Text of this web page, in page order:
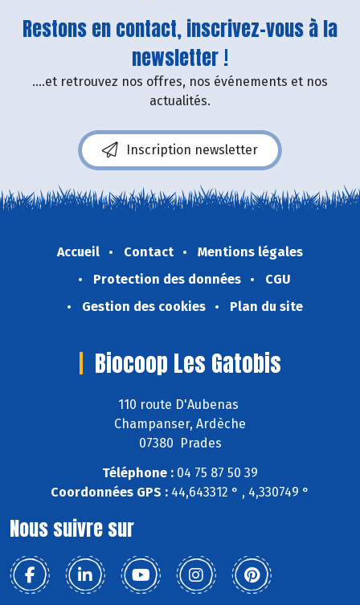
Restons en contact, inscrivez-vous à la
newsletter !
....et retrouvez nos offres, nos événements et nos
actualités.
Inscription newsletter
Accueil Contact
Mentions légales
Protection des données
CGU
Gestion des cookies
Plan du site
Biocoop Les Gatobis
110 route D'Aubenas
Champanser, Ardèche
07380 Prades
Téléphone : 04 75 87 50 39
Coordonnées GPS : 44,643312 ° , 4,330749 °
Nous suivre sur